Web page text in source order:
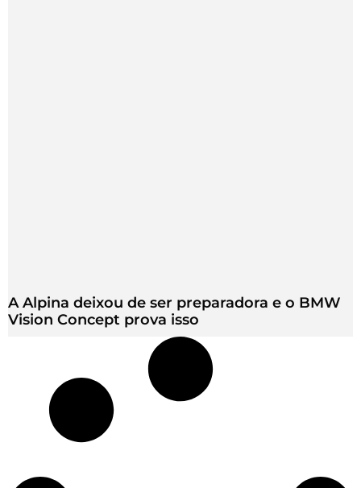
A Alpina deixou de ser preparadora e o BMW
Vision Concept prova isso